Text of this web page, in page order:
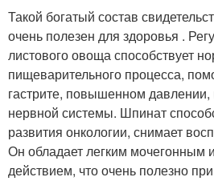
Такой богатый состав
очень полезен для здоровья .
листового овоща способствует
пищеварительного процесса,
гастрите, повышенном
нервной системы. Шпинат
развития онкологии, снимает
Он обладает легким мочегонным
действием, что очень полезно